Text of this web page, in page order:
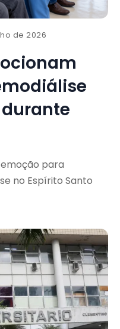
de 2026
durante
para
no Espírito Santo